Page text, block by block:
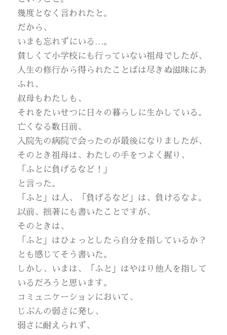
幾度となく言われたと。
だから、
いまも忘れずにいる…。
貧しくて小学校にも行っていない祖母でしたが、
人生の修行から得られたことばは尽きぬ滋味にあ
ふれ、
叔母もわたしも、
それをたいせつに日々の暮らしに生かしている。
亡くなる数日前、
入院先の病院で会ったのが最後になりましたが、
そのとき祖母は、わたしの手をつよく握り、
「ふとに負げるなど！」
と言った。
「ふと」は人、「負げるなど」は、負けるなよ。
以前、拙著にも書いたことですが、
そのときは、
「ふと」はひょっとしたら自分を指しているか？
とも感じてそう書いた。
しかし、いまは、「ふと」はやはり他人を指して
いるだろうと思います。
コミュニケーションにおいて、
じぶんの弱さに発し、
弱さに耐えられず、